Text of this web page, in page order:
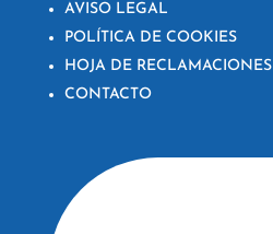
AVISO LEGAL
POLÍTICA DE COOKIES
HOJA DE RECLAMACIONES
CONTACTO